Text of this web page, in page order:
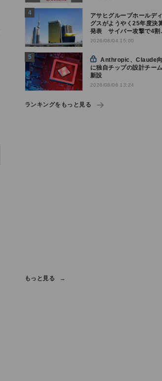
アサヒグループホールデ
グスがようやく25年度決
発表 サイバー攻撃で4割
益
2026/08/04 15:00
Anthropic、Claude向け
に独自チップの設計チー
新設
2026/08/06 13:24
ランキングをもっと見る
もっと見る